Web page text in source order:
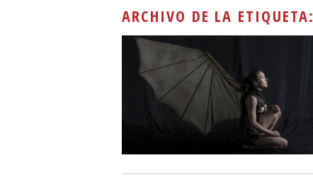
ARCHIVO DE LA ETIQUETA: